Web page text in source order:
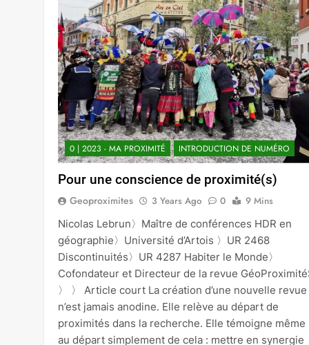
0 | 2023 - MA PROXIMITÉ INTRODUCTION DE NUMÉRO
Pour une conscience de proximité(s)
Geoproximites 3 Years Ago 0
9 Mins
Nicolas Lebrun〉Maître de conférences HDR en
géographie〉Université d’Artois 〉UR 2468
Discontinuités〉UR 4287 Habiter le Monde〉
Cofondateur et Directeur de la revue
〉 〉 Article court La création d’une nouvelle revue
n’est jamais anodine. Elle relève au départ de
proximités dans la recherche. Elle témoigne même
au départ simplement de cela : mettre en synergie